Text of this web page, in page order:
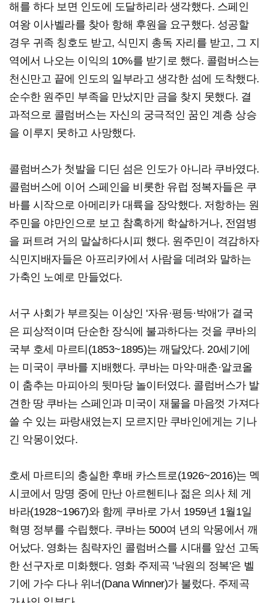
해를 하다 보면 인도에 도달하리라 생각했다. 스페인
여왕 이사벨라를 찾아 항해 후원을 요구했다. 성공할
경우 귀족 칭호도 받고, 식민지 총독 자리를 받고, 그 지
역에서 나오는 이익의 10%를 받기로 했다. 콜럼버스는
천신만고 끝에 인도의 일부라고 생각한 섬에 도착했다.
순수한 원주민 부족을 만났지만 금을 찾지 못했다. 결
과적으로 콜럼버스는 자신의 궁극적인 꿈인 계층 상승
을 이루지 못하고 사망했다.
콜럼버스가 첫발을 디딘 섬은 인도가 아니라 쿠바였다.
콜럼버스에 이어 스페인을 비롯한 유럽 정복자들은 쿠
바를 시작으로 아메리카 대륙을 장악했다. 저항하는 원
주민을 야만인으로 보고 참혹하게 학살하거나, 전염병
을 퍼트려 거의 말살하다시피 했다. 원주민이 격감하자
식민지배자들은 아프리카에서 사람을 데려와 말하는
가축인 노예로 만들었다.
서구 사회가 부르짖는 이상인 '자유·평등·박애'가 결국
은 피상적이며 단순한 장식에 불과하다는 것을 쿠바의
국부 호세 마르티(1853~1895)는 깨달았다. 20세기에
는 미국이 쿠바를 지배했다. 쿠바는 마약·매춘·알코올
이 춤추는 마피아의 뒷마당 놀이터였다. 콜럼버스가 발
견한 땅 쿠바는 스페인과 미국이 재물을 마음껏 가져다
쓸 수 있는 파랑새였는지 모르지만 쿠바인에게는 기나
긴 악몽이었다.
호세 마르티의 충실한 후배 카스트로(1926~2016)는 멕
시코에서 망명 중에 만난 아르헨티나 젊은 의사 체 게
바라(1928~1967)와 함께 쿠바로 가서 1959년 1월1일
혁명 정부를 수립했다. 쿠바는 500여 년의 악몽에서 깨
어났다. 영화는 침략자인 콜럼버스를 시대를 앞선 고독
한 선구자로 미화했다. 영화 주제곡 '낙원의 정복'은 벨
기에 가수 다나 위너(Dana Winner)가 불렀다. 주제곡